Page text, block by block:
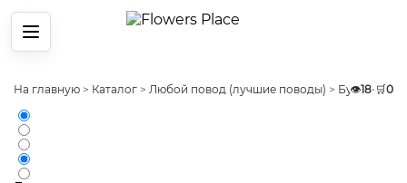
Меню
На главную > Каталог > Любой повод (лучшие поводы) > Букеты на
👁️18• 🛒0